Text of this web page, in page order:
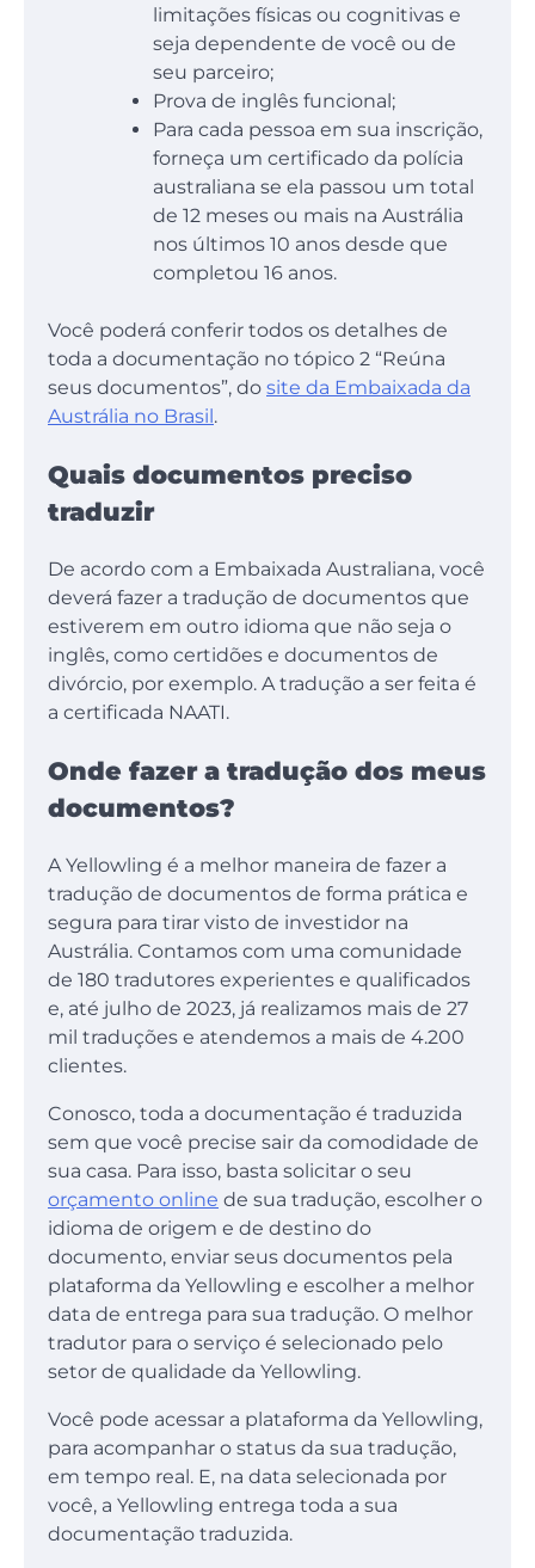
limitações físicas ou cognitivas e
seja dependente de você ou de
seu parceiro;
Prova de inglês funcional;
Para cada pessoa em sua inscrição,
forneça um certificado da polícia
australiana se ela passou um total
de 12 meses ou mais na Austrália
nos últimos 10 anos desde que
completou 16 anos.
Você poderá conferir todos os detalhes de
toda a documentação no tópico 2 “Reúna
seus documentos”, do site da Embaixada da
Austrália no Brasil .
Quais documentos preciso
traduzir
De acordo com a Embaixada Australiana, você
deverá fazer a tradução de documentos que
estiverem em outro idioma que não seja o
inglês, como certidões e documentos de
divórcio, por exemplo. A tradução a ser feita é
a certificada NAATI.
Onde fazer a tradução dos meus
documentos?
A Yellowling é a melhor maneira de fazer a
tradução de documentos de forma prática e
segura para tirar visto de investidor na
Austrália. Contamos com uma comunidade
de 180 tradutores experientes e qualificados
e, até julho de 2023, já realizamos mais de 27
mil traduções e atendemos a mais de 4.200
clientes.
Conosco, toda a documentação é traduzida
sem que você precise sair da comodidade de
sua casa. Para isso, basta solicitar o seu
orçamento online de sua tradução, escolher o
idioma de origem e de destino do
documento, enviar seus documentos pela
plataforma da Yellowling e escolher a melhor
data de entrega para sua tradução. O melhor
tradutor para o serviço é selecionado pelo
setor de qualidade da Yellowling.
Você pode acessar a plataforma da Yellowling,
para acompanhar o status da sua tradução,
em tempo real. E, na data selecionada por
você, a Yellowling entrega toda a sua
documentação traduzida.